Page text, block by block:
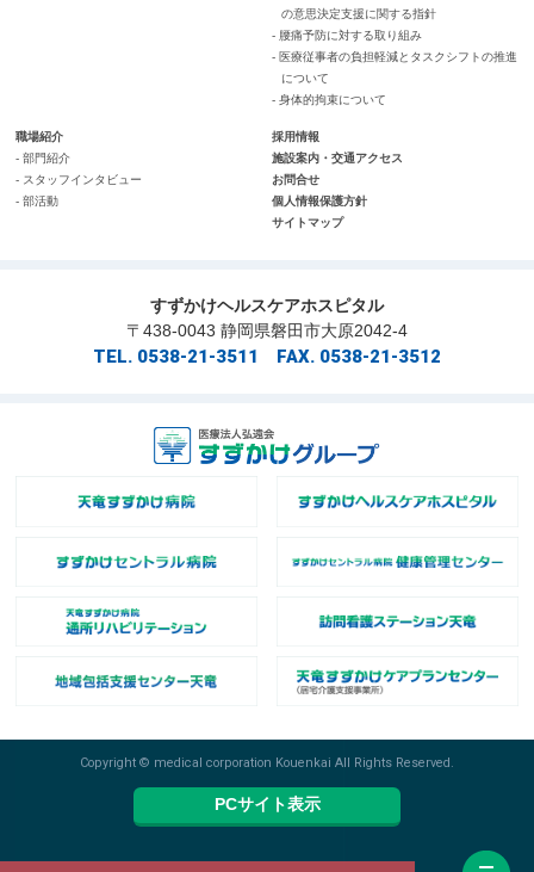
の意思決定支援に関する指針
- 腰痛予防に対する取り組み
- 医療従事者の負担軽減とタスクシフトの推進
について
- 身体的拘束について
職場紹介
- 部門紹介
- スタッフインタビュー
- 部活動
採用情報
施設案内・交通アクセス
お問合せ
個人情報保護方針
サイトマップ
すずかけヘルスケアホスピタル
〒438-0043 静岡県磐田市大原2042-4
TEL. 0538-21-3511 FAX. 0538-21-3512
Copyright © medical corporation Kouenkai All Rights Reserved.
PCサイト表示